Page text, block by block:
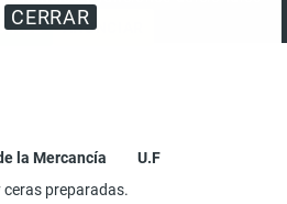
CERRARANUNCIAR
la Mercancía
U.F
preparadas.